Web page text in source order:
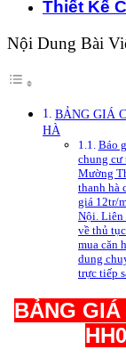
Thiết Kế
Nội Dung Bài
BẢNG GIÁ
HÀ
Báo
chung cư
Mường
thanh hà
giá 12tr/
Nội. Liên
về thủ
mua căn
dung
trực tiếp
BẢNG